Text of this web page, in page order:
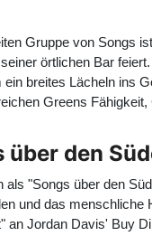
Gruppe von Songs
örtlichen Bar
breites Lächeln ins
Greens
über den
als "Songs über den
und das
Jordan Davis' Buy